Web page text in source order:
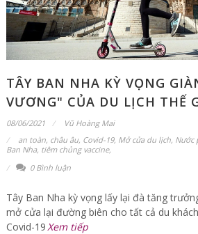
TÂY BAN NHA KỲ VỌNG
VƯƠNG" CỦA DU LỊCH THẾ
08/06/2021
Vũ Hoàng Mai
an toàn, châu âu, Covid-19, Mở cửa du lịch, Nước
Ban Nha, tiêm chủng vaccine,
0 Bình luận
Tây Ban Nha kỳ vọng lấy lại đà tăng
mở cửa lại đường biên cho tất cả du
Covid-19 Xem tiếp